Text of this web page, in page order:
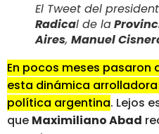
El Tweet del
Radical de la
Aires, Manuel
En pocos meses pasaron
esta dinámica
política argentina. Lejos
que Maximiliano Abad